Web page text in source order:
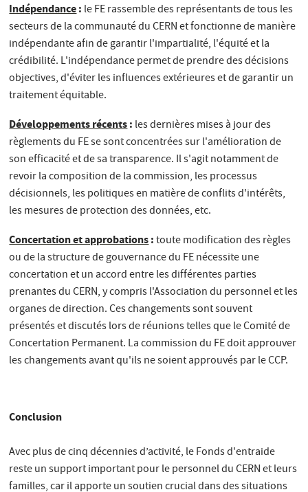
Indépendance: le FE rassemble des représentants de tous les
secteurs de la communauté du CERN et fonctionne de manière
indépendante afin de garantir l'impartialité, l'équité et la
crédibilité. L'indépendance permet de prendre des décisions
objectives, d'éviter les influences extérieures et de garantir un
traitement équitable.
Développements récents: les dernières mises à jour des
règlements du FE se sont concentrées sur l'amélioration de
son efficacité et de sa transparence. Il s'agit notamment de
revoir la composition de la commission, les processus
décisionnels, les politiques en matière de conflits d'intérêts,
les mesures de protection des données, etc.
Concertation et approbations:toute modification des règles
ou de la structure de gouvernance du FE nécessite une
concertation et un accord entre les différentes parties
prenantes du CERN, y compris l'Association du personnel et les
organes de direction. Ces changements sont souvent
présentés et discutés lors de réunions telles que le Comité de
Concertation Permanent. La commission du FE doit approuver
les changements avant qu'ils ne soient approuvés par le CCP.
Conclusion
Avec plus de cinq décennies d’activité, le Fonds d'entraide
reste un support important pour le personnel du CERN et leurs
familles, car il apporte un soutien crucial dans des situations